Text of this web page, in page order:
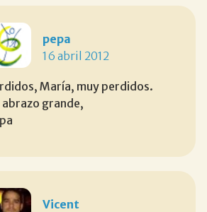
pepa
16 abril 2012
María, muy perdidos.
abrazo grande,
Vicent